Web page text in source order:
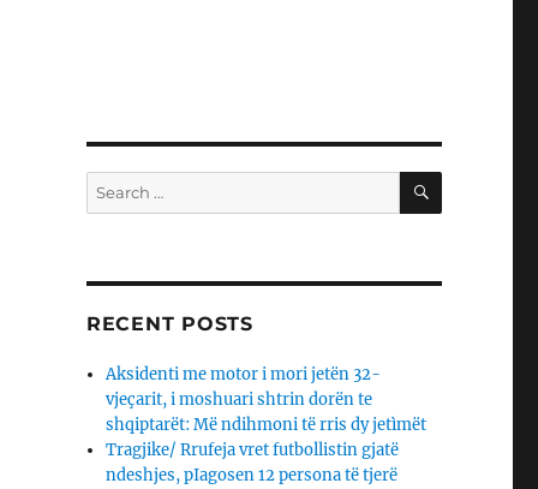
Search
for:
SEARCH
RECENT POSTS
Aksidenti me motor i mori jetën 32-
vjeçarit, i moshuari shtrin dorën te
shqiptarët: Më ndihmoni të rris dy jetìmët
Tragjike/ Rrufeja vret futbollistin gjatë
ndeshjes, pIagosen 12 persona të tjerë